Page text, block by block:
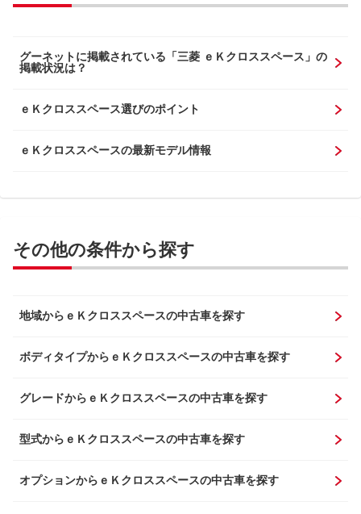
グーネットに掲載されている「三菱 ｅＫクロススペース」の
掲載状況は？
ｅＫクロススペース選びのポイント
ｅＫクロススペースの最新モデル情報
その他の条件から探す
地域からｅＫクロススペースの中古車を探す
ボディタイプからｅＫクロススペースの中古車を探す
グレードからｅＫクロススペースの中古車を探す
型式からｅＫクロススペースの中古車を探す
オプションからｅＫクロススペースの中古車を探す